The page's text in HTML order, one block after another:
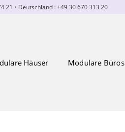
21 • Deutschland : +49 30 670 313 20
Häuser Modulare Büros